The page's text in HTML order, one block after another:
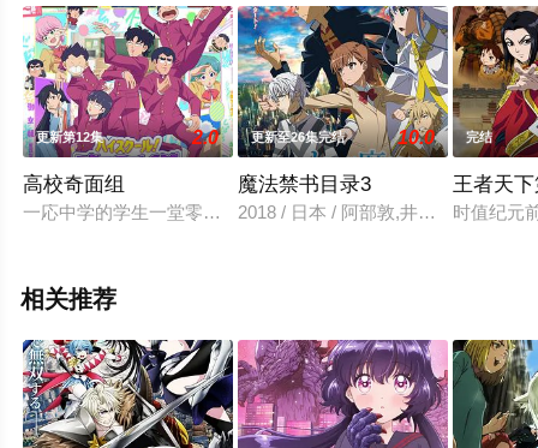
更新第12集 2.0
高校奇面组
一応中学的学生一堂零、冷越豪、出瀬潔、大间仁、物星大等
更新至26集完结 10.0
魔法禁书目录3
2018 / 日本 / 阿部敦,井口裕香,冈本
完结
王者天
时值纪元
相关推荐